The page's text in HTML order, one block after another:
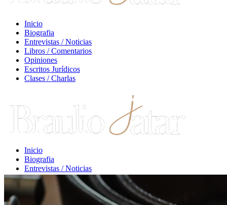
Inicio
Biografia
Entrevistas / Noticias
Libros / Comentarios
Opiniones
Escritos Jurídicos
Clases / Charlas
Inicio
Biografia
Entrevistas / Noticias
Libros / Comentarios
Opiniones
Escritos Jurídicos